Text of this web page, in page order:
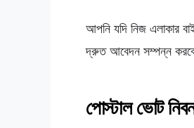
আপনি যদি নিজ এলাকার
দ্রুত আবেদন সম্পন্ন
পোস্টাল ভোট